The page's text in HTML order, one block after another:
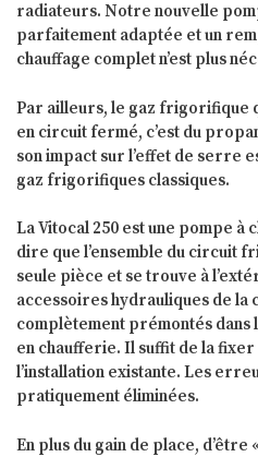
radiateurs. Notre nouvelle
parfaitement adaptée et un
chauffage complet n’est plus
Par ailleurs, le gaz frigorifique
en circuit fermé, c’est du
son impact sur l’effet de serre
gaz frigorifiques classiques.
La Vitocal 250 est une pompe à
dire que l’ensemble du circuit
seule pièce et se trouve à
accessoires hydrauliques de la
complètement prémontés dans
en chaufferie. Il suffit de la
l’installation existante. Les
pratiquement éliminées.
En plus du gain de place, d’être